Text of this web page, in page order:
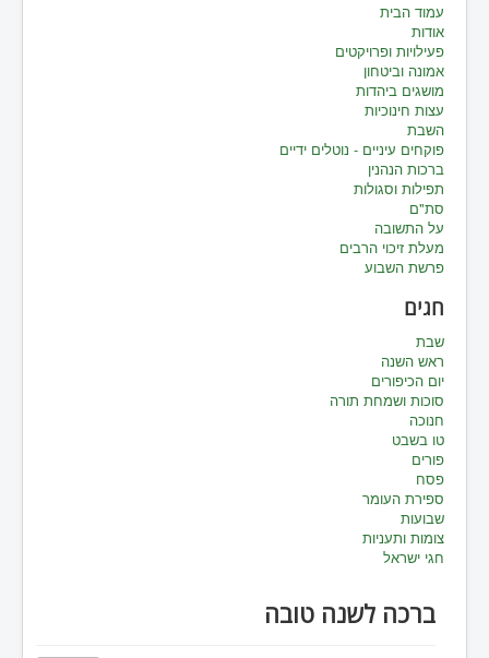
עמוד הבית
אודות
פעילויות ופרויקטים
אמונה וביטחון
מושגים ביהדות
עצות חינוכיות
השבת
פוקחים עיניים - נוטלים ידיים
ברכות הנהנין
תפילות וסגולות
סת"ם
על התשובה
מעלת זיכוי הרבים
פרשת השבוע
חגים
שבת
ראש השנה
יום הכיפורים
סוכות ושמחת תורה
חנוכה
טו בשבט
פורים
פסח
ספירת העומר
שבועות
צומות ותעניות
חגי ישראל
ברכה לשנה טובה